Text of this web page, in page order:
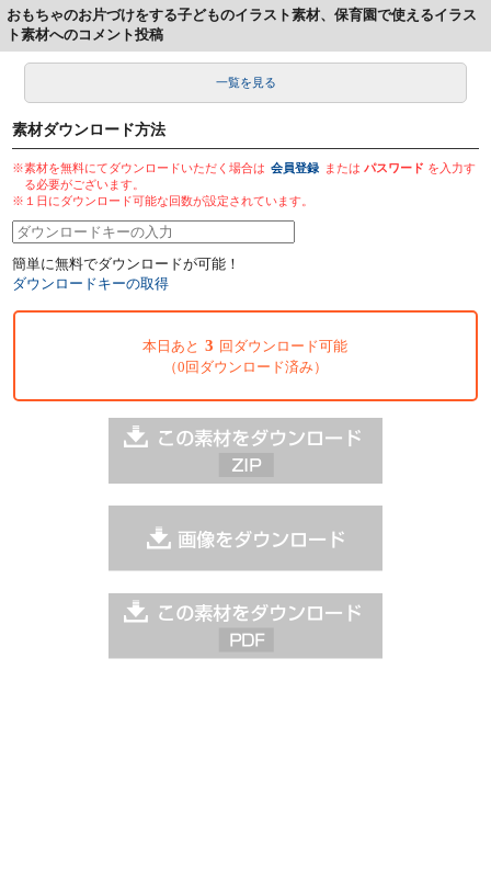
おもちゃのお片づけをする子どものイラスト素材、保育園で使えるイラス
ト素材へのコメント投稿
一覧を見る
素材ダウンロード方法
※素材を無料にてダウンロードいただく場合は 会員登録 またはパスワード を入力す
る必要がございます。
※１日にダウンロード可能な回数が設定されています。
簡単に無料でダウンロードが可能！
ダウンロードキーの取得
本日あと 3 回ダウンロード可能
（0回ダウンロード済み）